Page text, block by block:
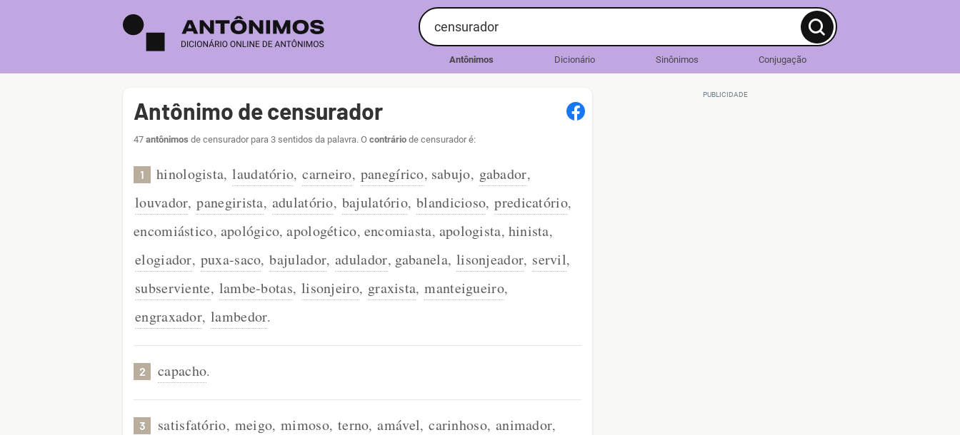
Antônimos Dicionário Sinônimos Conjugação
Antônimo de censurador
47 antônimos de censurador para 3 sentidos da palavra. O contrário de censurador é:
1 hinologista, laudatório, carneiro, panegírico, sabujo, gabador,
louvador, panegirista, adulatório, bajulatório, blandicioso, predicatório,
encomiástico, apológico,apologético, encomiasta, apologista, hinista,
elogiador, puxa-saco, bajulador, adulador, gabanela, lisonjeador, servil,
subserviente, lambe-botas, lisonjeiro, graxista, manteigueiro,
engraxador, lambedor.
2 capacho.
3 satisfatório, meigo, mimoso, terno, amável, carinhoso, animador,